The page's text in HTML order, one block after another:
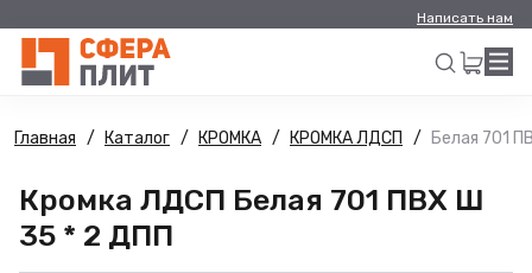
Написать нам
Искать
Главная Каталог КРОМКА КРОМКА ЛДСП Белая 701
Кромка ЛДСП Белая 701 ПВХ Ш
35 * 2 ДПП